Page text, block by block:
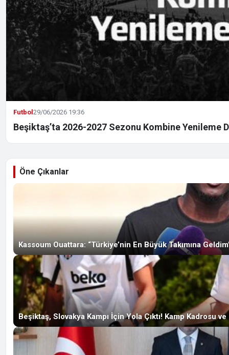
Futbol29/06/2026 19:36
Beşiktaş’ta 2026-2027 Sezonu Kombine Yenileme
Öne Çıkanlar
Kassoum Ouattara: “Türkiye’nin En Büyük Takımına
Beşiktaş, Slovakya Kampı İçin Yola Çıktı! Kamp Kadrosu